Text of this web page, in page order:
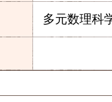
多元数理科